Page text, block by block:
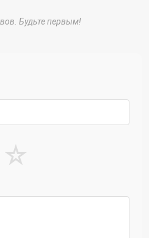
Будьте первым!
☆